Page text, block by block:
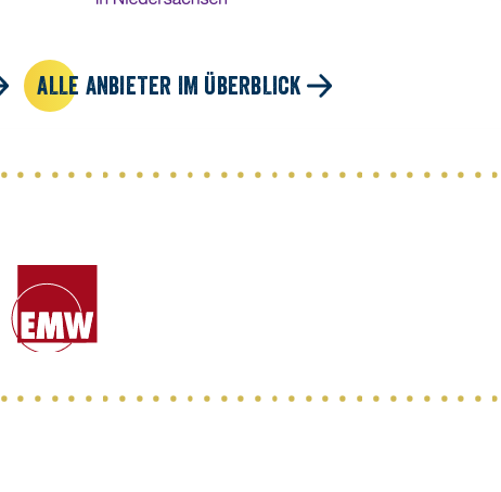
ALLE ANBIETER IM ÜBERBLICK